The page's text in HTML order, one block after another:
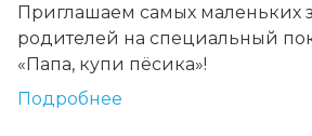
Приглашаем самых маленьких
родителей на специальный
«Папа, купи пёсика»!
Подробнее